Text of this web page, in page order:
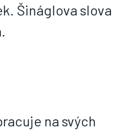
Šináglova slova
na svých